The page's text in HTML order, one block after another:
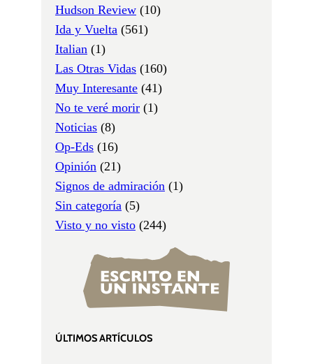
Hudson Review (10)
Ida y Vuelta (561)
Italian (1)
Las Otras Vidas (160)
Muy Interesante (41)
No te veré morir (1)
Noticias (8)
Op-Eds (16)
Opinión (21)
Signos de admiración (1)
Sin categoría (5)
Visto y no visto (244)
ÚLTIMOS ARTÍCULOS